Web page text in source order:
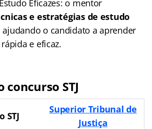
Eficazes: o mentor
e estratégias de estudo
ajudando o candidato a aprender
e eficaz.
concurso STJ
STJ
Superior Tribunal de
Justiça